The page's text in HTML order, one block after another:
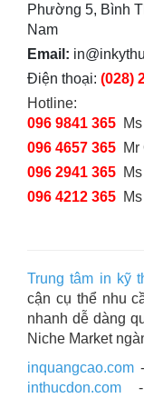
Phường 5, Bình
Nam
Email:
Điện thoại: (028)
Hotline:
096 9841 365
096 4657 365 Mr
096 2941 365
096 4212 365
Trung tâm in kỹ
cận cụ thể nhu
nhanh dễ dàng
Niche Market
inquangcao.com -
inthucdon.com